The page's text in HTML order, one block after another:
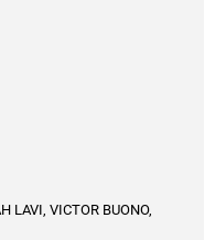
LAVI, VICTOR BUONO,